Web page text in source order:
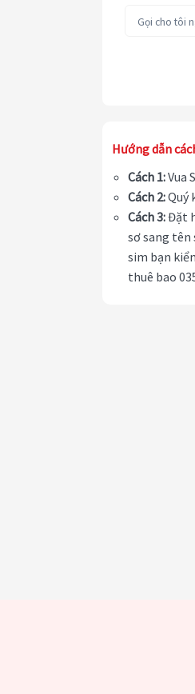
Hướng dẫn
Cách 1:Vua
Cách 2:Quý
Cách 3:Đặt
sơ sang tên
sim bạn
thuê bao